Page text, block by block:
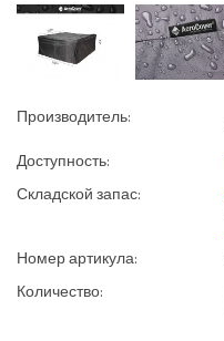
Производитель:
Доступность:
Складской запас:
Номер артикула:
Количество: